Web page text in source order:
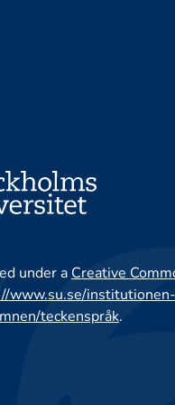
under a Creative
www.su.se/
teckenspråk.